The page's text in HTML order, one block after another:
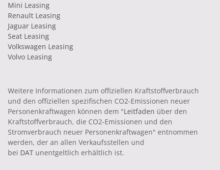
Mini Leasing
Renault Leasing
Jaguar Leasing
Seat Leasing
Volkswagen Leasing
Volvo Leasing
Weitere Informationen zum offiziellen Kraftstoffverbrauch
und den offiziellen spezifischen CO2-Emissionen neuer
Personenkraftwagen können dem "Leitfaden über den
Kraftstoffverbrauch, die CO2-Emissionen und den
Stromverbrauch neuer Personenkraftwagen" entnommen
werden, der an allen Verkaufsstellen und
bei DAT unentgeltlich erhältlich ist.